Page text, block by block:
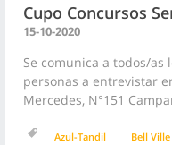
Cupo Concursos
15-10-2020
Se comunica a todos/
personas a entrevistar
Mercedes, N°151
Azul-Tandil Bell Ville